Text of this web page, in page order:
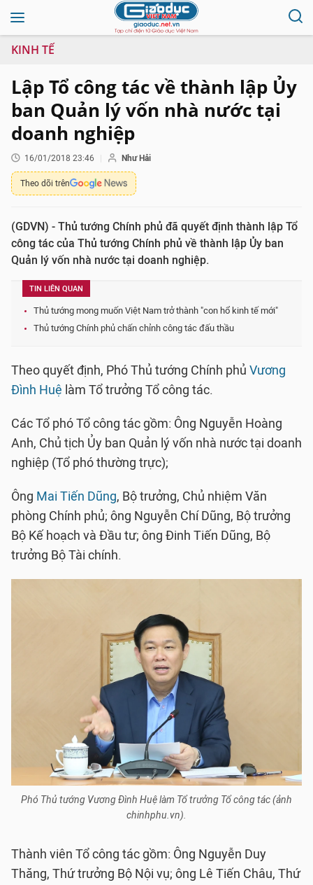
KINH TẾ
Lập Tổ công tác về thành lập Ủy
ban Quản lý vốn nhà nước tại
doanh nghiệp
16/01/2018 23:46 Như Hải
Theo dõi trên
(GDVN) - Thủ tướng Chính phủ đã quyết định thành lập Tổ
công tác của Thủ tướng Chính phủ về thành lập Ủy ban
Quản lý vốn nhà nước tại doanh nghiệp.
TIN LIÊN QUAN
Thủ tướng mong muốn Việt Nam trở thành "con hổ kinh tế mới"
Thủ tướng Chính phủ chấn chỉnh công tác đấu thầu
Theo quyết định, Phó Thủ tướng Chính phủ Vương
Đình Huệ làm Tổ trưởng Tổ công tác.
Các Tổ phó Tổ công tác gồm: Ông Nguyễn Hoàng
Anh, Chủ tịch Ủy ban Quản lý vốn nhà nước tại doanh
nghiệp (Tổ phó thường trực);
Ông Mai Tiến Dũng, Bộ trưởng, Chủ nhiệm Văn
phòng Chính phủ; ông Nguyễn Chí Dũng, Bộ trưởng
Bộ Kế hoạch và Đầu tư; ông Đinh Tiến Dũng, Bộ
trưởng Bộ Tài chính.
Phó Thủ tướng Vương Đình Huệ làm Tổ trưởng Tổ công tác (ảnh
chinhphu.vn).
Thành viên Tổ công tác gồm: Ông Nguyễn Duy
Thăng, Thứ trưởng Bộ Nội vụ; ông Lê Tiến Châu, Thứ